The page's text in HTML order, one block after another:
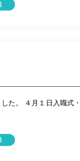
た。 ４月１日入職式